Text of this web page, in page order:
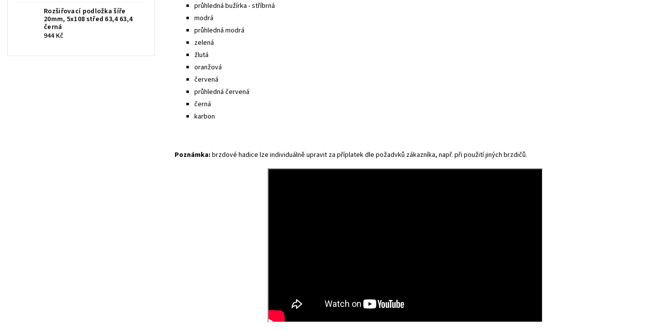
Rozšiřovací podložka šíře
20mm, 5x108 střed 63,4 63,4
černá
944 Kč
průhledná bužírka - stříbrná
modrá
průhledná modrá
zelená
žlutá
oranžová
červená
průhledná červená
černá
karbon
Poznámka: brzdové hadice lze individuálně upravit za příplatek dle požadvků zákazníka, např. při použití jiných brzdičů.